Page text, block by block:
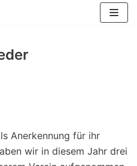
Anerkennung für ihr
wir in diesem Jahr drei